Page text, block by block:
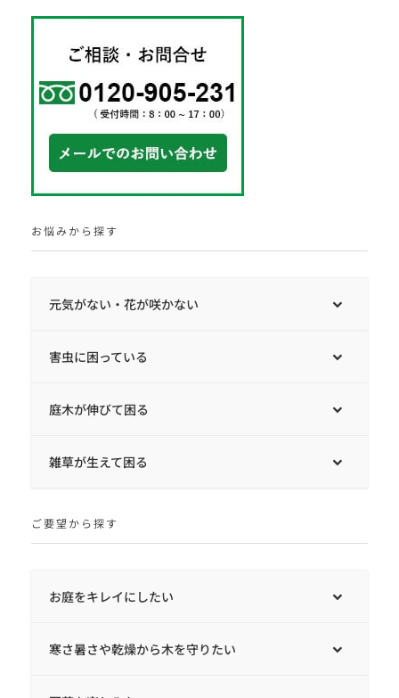
お悩みから探す
元気がない・花が咲かない
害虫に困っている
庭木が伸びて困る
雑草が生えて困る
ご要望から探す
お庭をキレイにしたい
寒さ暑さや乾燥から木を守りたい